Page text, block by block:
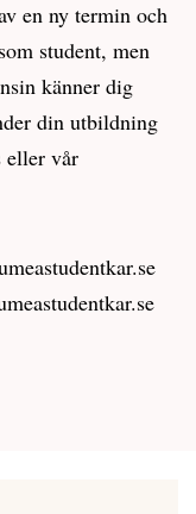
en ny termin och
student, men
känner dig
din utbildning
eller vår